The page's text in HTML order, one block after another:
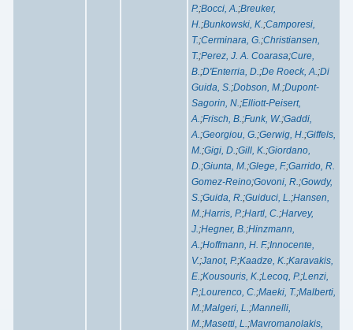
P.;Bocci, A.;Breuker,
H.;Bunkowski, K.;Camporesi,
T.;Cerminara, G.;Christiansen,
T.;Perez, J. A. Coarasa;Cure,
B.;D'Enterria, D.;De Roeck, A.;Di
Guida, S.;Dobson, M.;Dupont-
Sagorin, N.;Elliott-Peisert,
A.;Frisch, B.;Funk, W.;Gaddi,
A.;Georgiou, G.;Gerwig, H.;Giffels,
M.;Gigi, D.;Gill, K.;Giordano,
D.;Giunta, M.;Glege, F.;Garrido, R.
Gomez-Reino;Govoni, R.;Gowdy,
S.;Guida, R.;Guiduci, L.;Hansen,
M.;Harris, P.;Hartl, C.;Harvey,
J.;Hegner, B.;Hinzmann,
A.;Hoffmann, H. F.;Innocente,
V.;Janot, P.;Kaadze, K.;Karavakis,
E.;Kousouris, K.;Lecoq, P.;Lenzi,
P.;Lourenco, C.;Maeki, T.;Malberti,
M.;Malgeri, L.;Mannelli,
M.;Masetti, L.;Mavromanolakis,